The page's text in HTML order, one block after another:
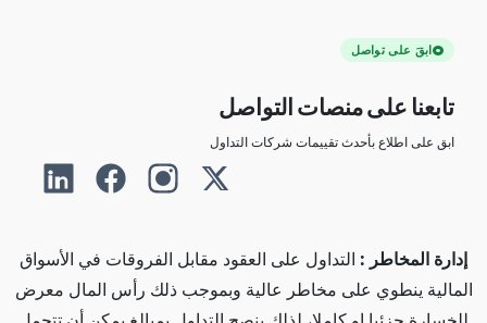
ابقَ على تواصل
تابعنا على منصات التواصل
ابق على اطلاع بأحدث تقييمات شركات التداول
إدارة المخاطر : التداول على العقود مقابل الفروقات في الأسواق
المالية ينطوي على مخاطر عالية وبموجب ذلك رأس المال معرض